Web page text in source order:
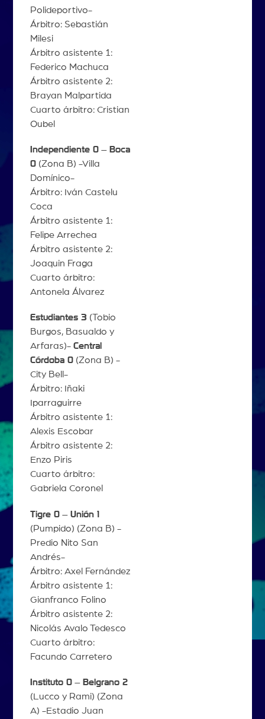
Polideportivo-
Árbitro: Sebastián
Milesi
Árbitro asistente 1:
Federico Machuca
Árbitro asistente 2:
Brayan Malpartida
Cuarto árbitro: Cristian
Oubel
Independiente 0– Boca
0(Zona B) -Villa
Domínico-
Árbitro: Iván Castelu
Coca
Árbitro asistente 1:
Felipe Arrechea
Árbitro asistente 2:
Joaquin Fraga
Cuarto árbitro:
Antonela Álvarez
Estudiantes 3 (Tobio
Burgos, Basualdo y
Arfaras)- Central
Córdoba 0(Zona B) -
City Bell-
Árbitro: Iñaki
Iparraguirre
Árbitro asistente 1:
Alexis Escobar
Árbitro asistente 2:
Enzo Piris
Cuarto árbitro:
Gabriela Coronel
Tigre 0– Unión 1
(Pumpido) (Zona B) -
Predio Nito San
Andrés-
Árbitro: Axel Fernández
Árbitro asistente 1:
Gianfranco Folino
Árbitro asistente 2:
Nicolás Avalo Tedesco
Cuarto árbitro:
Facundo Carretero
Instituto 0– Belgrano 2
(Lucco y Rami) (Zona
A) -Estadio Juan